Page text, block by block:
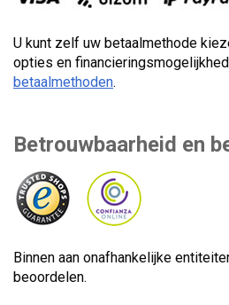
U kunt zelf uw betaalmethode
opties en
betaalmethoden.
Betrouwbaarheid en
Binnen aan onafhankelijke
beoordelen.